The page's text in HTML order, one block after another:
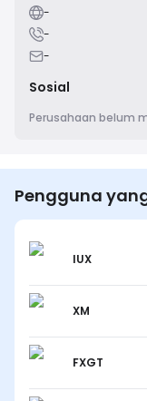
-
-
-
Sosial
Perusahaan belum
Pengguna
juga melihat…
IUX
XM
FXGT